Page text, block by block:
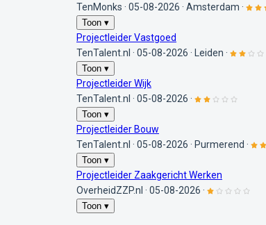
TenMonks · 05-08-2026 · Amsterdam ·
Toon ▾
Projectleider Vastgoed
TenTalent.nl · 05-08-2026 · Leiden ·
Toon ▾
Projectleider Wijk
TenTalent.nl · 05-08-2026 ·
Toon ▾
Projectleider Bouw
TenTalent.nl · 05-08-2026 · Purmerend ·
Toon ▾
Projectleider Zaakgericht Werken
OverheidZZP.nl · 05-08-2026 ·
Toon ▾